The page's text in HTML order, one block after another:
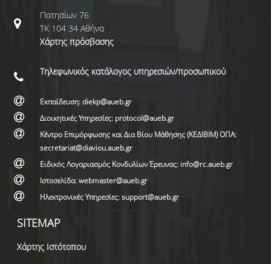
Πατησίων 76
ΤΚ 104 34 Αθήνα
Χάρτης πρόσβασης
Τηλεφωνικός κατάλογος υπηρεσιών/προσωπικού
Εκπαίδευση: diekp@aueb.gr
Διοικητικές Υπηρεσίες: protocol@aueb.gr
Κέντρο Επιμόρφωσης και Δια Βίου Μάθησης (ΚΕΔΙΒΙΜ) ΟΠΑ:
secretariat@diaviou.aueb.gr
Ειδικός Λογαριασμός Κονδυλίων Έρευνας: info@rc.aueb.gr
Ιστοσελίδα: webmaster@aueb.gr
Ηλεκτρονικές Υπηρεσίες: support@aueb.gr
SITEMAP
Χάρτης Ιστότοπου